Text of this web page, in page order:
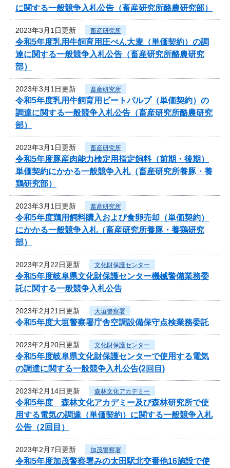
に関する一般競争入札公告（畜産研究所酪農研究部）
2023年3月1日更新 畜産研究所
令和5年度乳用牛飼育用圧ぺん大麦（単価契約）の調
達に関する一般競争入札公告（畜産研究所酪農研究
部）
2023年3月1日更新 畜産研究所
令和5年度乳用牛飼育用ビートパルプ（単価契約）の
調達に関する一般競争入札公告（畜産研究所酪農研究
部）
2023年3月1日更新 畜産研究所
令和5年度豚産肉能力検定用指定飼料（前期・後期）
単価契約にかかる一般競争入札（畜産研究所養豚・養
鶏研究部）
2023年3月1日更新 畜産研究所
令和5年度鶏用飼料購入および食卵売却（単価契約）
にかかる一般競争入札（畜産研究所養豚・養鶏研究
部）
2023年2月22日更新 文化財保護センター
令和5年度岐阜県文化財保護センター機械警備業務委
託に関する一般競争入札公告
2023年2月21日更新 大垣警察署
令和5年度大垣警察署庁舎空調設備保守点検業務委託
2023年2月20日更新 文化財保護センター
令和5年度岐阜県文化財保護センターで使用する電気
の調達に関する一般競争入札公告(2回目)
2023年2月14日更新 森林文化アカデミー
令和5年度 森林文化アカデミー及び森林研究所で使
用する電気の調達（単価契約）に関する一般競争入札
公告（2回目）
2023年2月7日更新 加茂警察署
令和5年度加茂警察署みの太田駅北交番他16施設で使